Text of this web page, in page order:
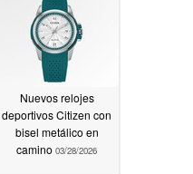
Nuevos relojes
deportivos Citizen con
bisel metálico en
camino 03/28/2026